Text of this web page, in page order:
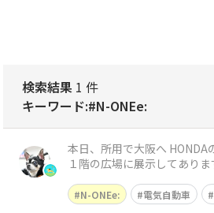
検索結果 1 件
キーワード:#N-ONEe:
本日、所用で大阪へ HONDAのアプリで先行展示会の案内があり 帰りに『Ｎ- ＯＮＥ ｅ：』に会いに行ってきましたww ２日３日と、阪急梅田駅
N-ONEe: 電気自動車